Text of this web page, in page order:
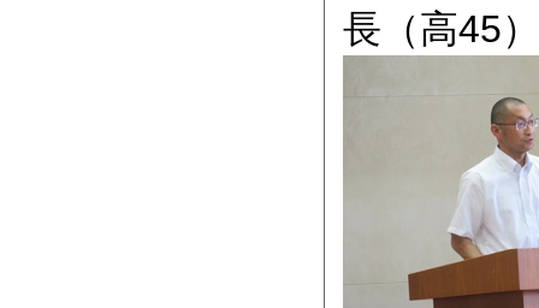
長（高45